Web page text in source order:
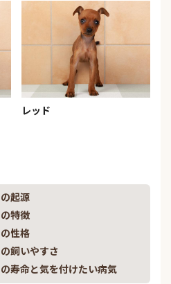
レッド
起源
特徴
性格
飼いやすさ
寿命と気を付けたい病気